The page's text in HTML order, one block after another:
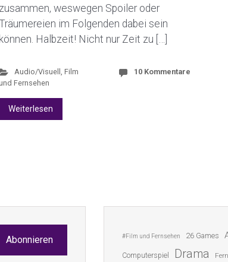
zusammen, weswegen Spoiler oder
im Folgenden dabei sein
können. Halbzeit! Nicht nur Zeit zu […]
Audio/Visuell , Film
Fernsehen
10 Kommentare
Weiterlesen
Abonnieren #Film und Fernsehen 26 Games
Computerspiel Drama